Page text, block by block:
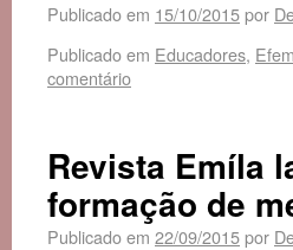
Publicado em 15/10/2015por
Publicado em Educadores,
comentário
Revista Emíla
formação de
Publicado em 22/09/2015por